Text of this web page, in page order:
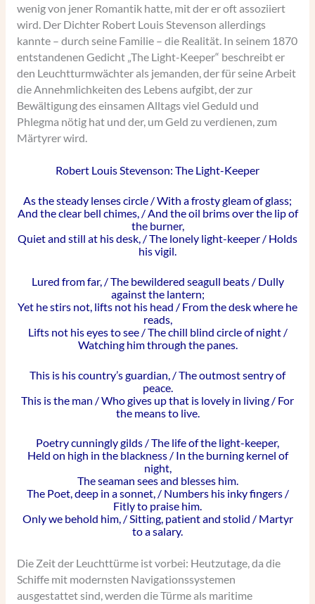
wenig von jener Romantik hatte, mit der er oft assoziiert
wird. Der Dichter Robert Louis Stevenson allerdings
kannte – durch seine Familie – die Realität. In seinem 1870
entstandenen Gedicht „The Light-Keeper“ beschreibt er
den Leuchtturmwächter als jemanden, der für seine Arbeit
die Annehmlichkeiten des Lebens aufgibt, der zur
Bewältigung des einsamen Alltags viel Geduld und
Phlegma nötig hat und der, um Geld zu verdienen, zum
Märtyrer wird.
Robert Louis Stevenson: The Light-Keeper
As the steady lenses circle / With a frosty gleam of glass;
And the clear bell chimes, / And the oil brims over the lip of
the burner,
Quiet and still at his desk, / The lonely light-keeper / Holds
his vigil.
Lured from far, / The bewildered seagull beats / Dully
against the lantern;
Yet he stirs not, lifts not his head / From the desk where he
reads,
Lifts not his eyes to see / The chill blind circle of night /
Watching him through the panes.
This is his country’s guardian, / The outmost sentry of
peace.
This is the man / Who gives up that is lovely in living / For
the means to live.
Poetry cunningly gilds / The life of the light-keeper,
Held on high in the blackness / In the burning kernel of
night,
The seaman sees and blesses him.
The Poet, deep in a sonnet, / Numbers his inky fingers /
Fitly to praise him.
Only we behold him, / Sitting, patient and stolid / Martyr
to a salary.
Die Zeit der Leuchttürme ist vorbei: Heutzutage, da die
Schiffe mit modernsten Navigationssystemen
ausgestattet sind, werden die Türme als maritime